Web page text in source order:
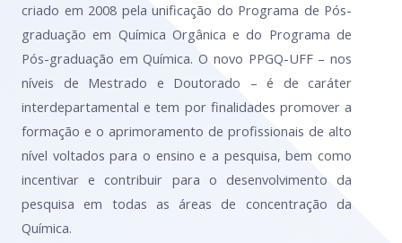
criado em 2008 pela unificação do Programa de Pós-
graduação em Química Orgânica e do Programa de
Pós-graduação em Química. O novo PPGQ-UFF – nos
níveis de Mestrado e Doutorado – é de caráter
interdepartamental e tem por finalidades promover a
formação e o aprimoramento de profissionais de alto
nível voltados para o ensino e a pesquisa, bem como
incentivar e contribuir para o desenvolvimento da
pesquisa em todas as áreas de concentração da
Química.